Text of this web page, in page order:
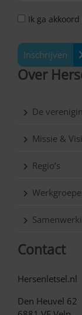
Ik ga
Inschrijven
Over
De
Missie &
Regio’s
Contact
Hersenletsel.nl
Den Heuvel 62